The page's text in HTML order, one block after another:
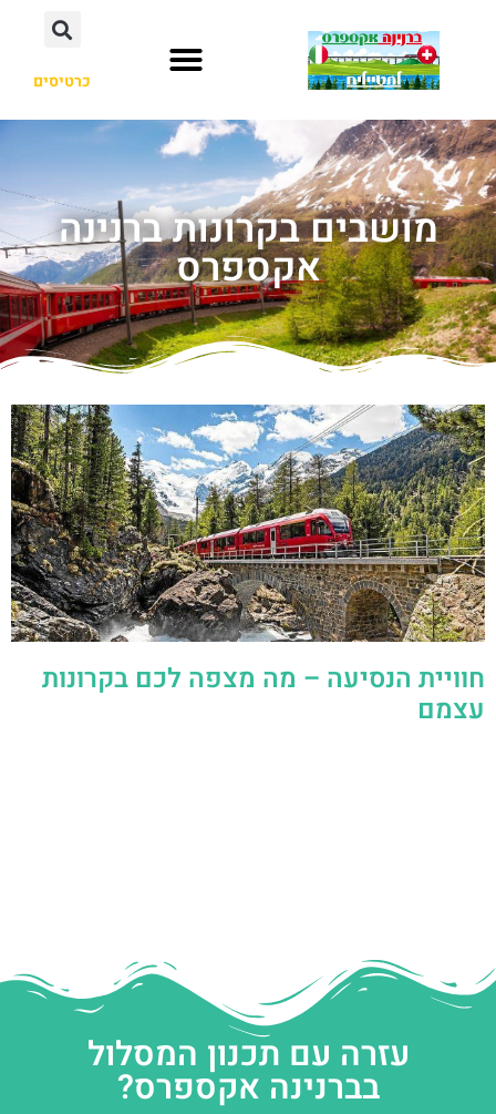
כרטיסים
מושבים בקרונות ברנינה
אקספרס
חוויית הנסיעה – מה מצפה לכם בקרונות
עצמם
עזרה עם תכנון המסלול
בברנינה אקספרס?